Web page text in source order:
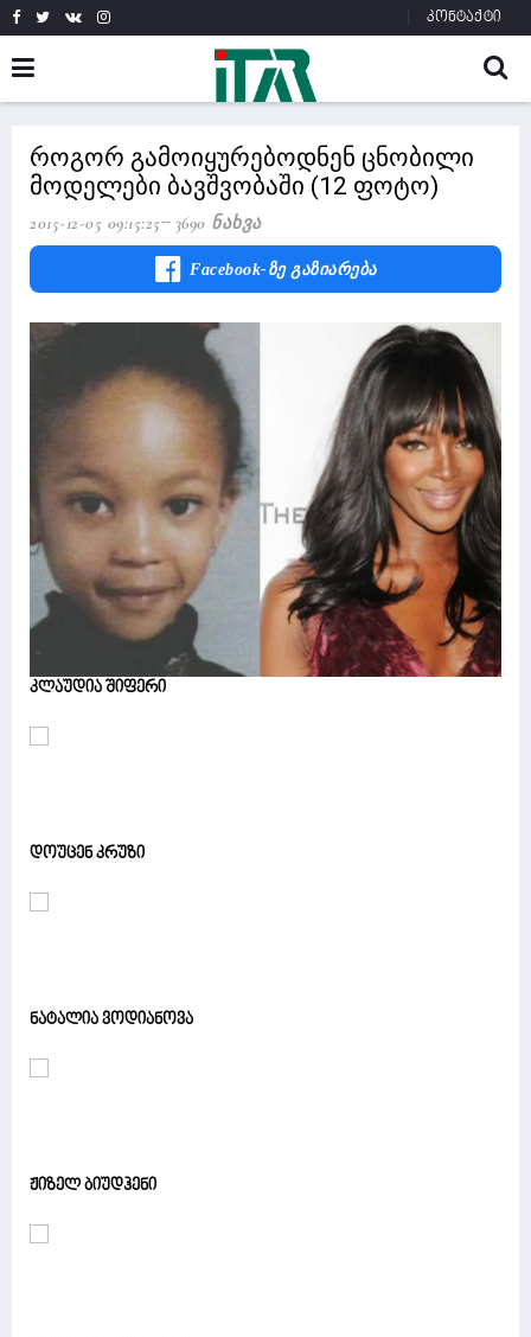
კონტაქტი
როგორ გამოიყურებოდნენ ცნობილი
მოდელები ბავშვობაში (12 ფოტო)
2015-12-05 09:15:25 3690 Ნახვა
Facebook-Ზე Გაზიარება
კლაუდია შიფერი
დოუცენ კრუზი
ნატალია ვოდიანოვა
ჟიზელ ბიუდჰენი